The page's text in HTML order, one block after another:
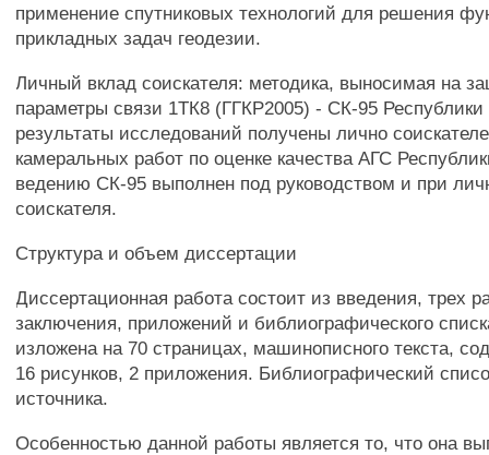
применение спутниковых технологий для решения
прикладных задач геодезии.
Личный вклад соискателя: методика, выносимая на
параметры связи 1ТК8 (ГГКР2005) - СК-95
результаты исследований получены лично
камеральных работ по оценке качества АГС
ведению СК-95 выполнен под руководством и при
соискателя.
Структура и объем диссертации
Диссертационная работа состоит из введения, трех
заключения, приложений и библиографического
изложена на 70 страницах, машинописного текста,
16 рисунков, 2 приложения. Библиографический
источника.
Особенностью данной работы является то, что она